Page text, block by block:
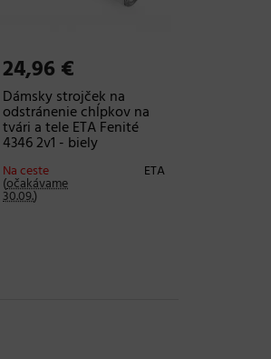
24,96 €
Dámsky strojček na
odstránenie chĺpkov na
tvári a tele ETA Fenité
4346 2v1 - biely
ETA
Na ceste
(očakávame
30.09.)